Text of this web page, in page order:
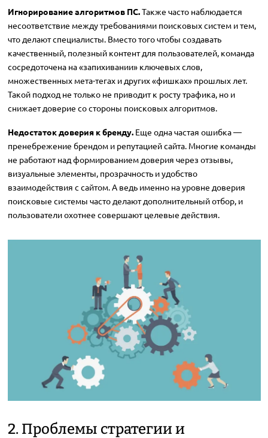
Игнорирование алгоритмов ПС.Также часто наблюдается
несоответствие между требованиями поисковых систем и тем,
что делают специалисты. Вместо того чтобы создавать
качественный, полезный контент для пользователей, команда
сосредоточена на «запихивании» ключевых слов,
множественных мета-тегах и других «фишках» прошлых лет.
Такой подход не только не приводит к росту трафика, но и
снижает доверие со стороны поисковых алгоритмов.
Недостаток доверия к бренду.Еще одна частая ошибка —
пренебрежение брендом и репутацией сайта. Многие команды
не работают над формированием доверия через отзывы,
визуальные элементы, прозрачность и удобство
взаимодействия с сайтом. А ведь именно на уровне доверия
поисковые системы часто делают дополнительный отбор, и
пользователи охотнее совершают целевые действия.
2. Проблемы стратегии и